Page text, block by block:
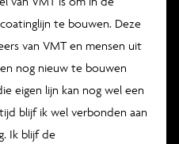
te bouwen. Deze
van VMT en mensen uit
nog nieuw te bouwen
eigen lijn kan nog wel een
blijf ik wel verbonden aan
Ik blijf de